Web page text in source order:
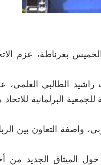
بغرناطة، عزم
الطالبي العلمي،
البرلمانية
واصفة التعاون بين
حول الميثاق الجديد من